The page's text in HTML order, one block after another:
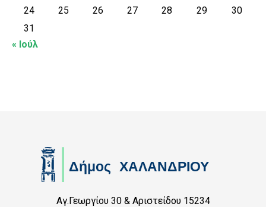
24
25 26 27 28 29
30
31
« Ιούλ
Αγ.Γεωργίου 30 & Αριστείδου 15234